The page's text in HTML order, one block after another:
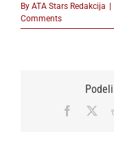
By ATA Stars Redakcija |
Comments
Facebook